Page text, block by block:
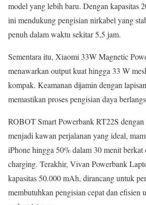
model yang lebih baru. Dengan kapasitas
ini mendukung pengisian nirkabel yang
penuh dalam waktu sekitar 5,5 jam.
Sementara itu, Xiaomi 33W Magnetic
menawarkan output kuat hingga 33 W
kompak. Keamanan dijamin dengan
memastikan proses pengisian daya
ROBOT Smart Powerbank RT22S
menjadi kawan perjalanan yang ideal,
iPhone hingga 50% dalam 30 menit berkat
charging. Terakhir, Vivan Powerbank
kapasitas 50.000 mAh, dirancang untuk
membutuhkan pengisian cepat dan efisien